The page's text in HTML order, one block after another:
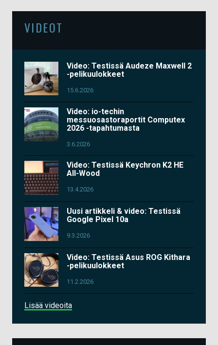
VIDEOT
Video: Testissä Audeze Maxwell 2
-pelikuulokkeet
15.6.2026
Video: io-techin
messuosastoraportit Computex
2026 -tapahtumasta
3.6.2026
Video: Testissä Keychron K2 HE
All-Wood
13.4.2026
Uusi artikkeli & video: Testissä
Google Pixel 10a
9.3.2026
Video: Testissä Asus ROG Kithara
-pelikuulokkeet
11.2.2026
Lisää videoita